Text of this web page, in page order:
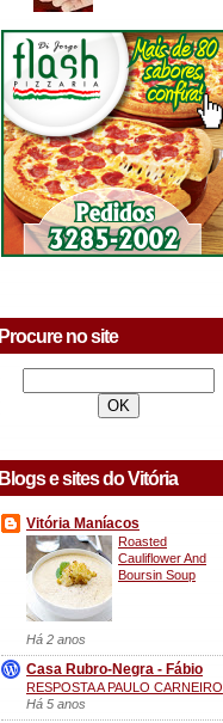
Procure no site
Blogs e sites do Vitória
Vitória Maníacos
Roasted
Cauliflower And
Boursin Soup
Há 2 anos
Casa Rubro-Negra - Fábio
RESPOSTA A PAULO CARNEIRO
Há 5 anos